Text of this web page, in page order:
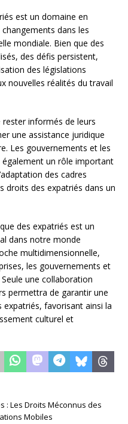
est un domaine en
dans les
mondiale. Bien que des
des défis persistent,
des législations
nouvelles réalités du travail
informés de leurs
une assistance juridique
Les gouvernements et les
un rôle important
des cadres
droits des expatriés dans un
des expatriés est un
dans notre monde
multidimensionnelle,
les gouvernements et
une collaboration
permettra de garantir une
favorisant ainsi la
culturel et
: Les Droits Méconnus des
Mobiles